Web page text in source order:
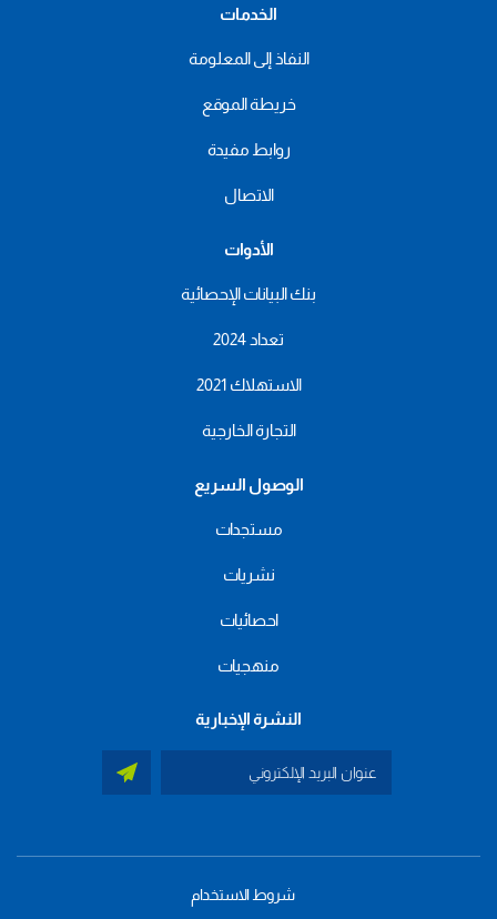
الخدمات
النفاذ إلى المعلومة
خريطة الموقع
روابط مفيدة
الاتصال
الأدوات
بنك البيانات الإحصائية
تعداد 2024
الاستهلاك 2021
التجارة الخارجية
الوصول السريع
مستجدات
نشريات
احصائيات
منهجيات
النشرة الإخبارية
شروط الاستخدام